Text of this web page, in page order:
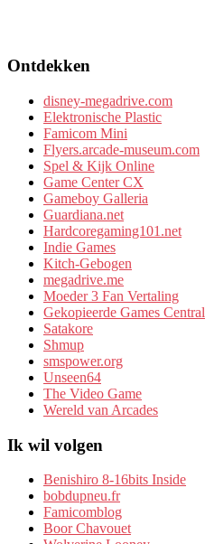
Ontdekken
disney-megadrive.com
Elektronische Plastic
Famicom Mini
Flyers.arcade-museum.com
Spel & Kijk Online
Game Center CX
Gameboy Galleria
Guardiana.net
Hardcoregaming101.net
Indie Games
Kitch-Gebogen
megadrive.me
Moeder 3 Fan Vertaling
Gekopieerde Games Central
Satakore
Shmup
smspower.org
Unseen64
The Video Game
Wereld van Arcades
Ik wil volgen
Benishiro 8-16bits Inside
bobdupneu.fr
Famicomblog
Boor Chavouet